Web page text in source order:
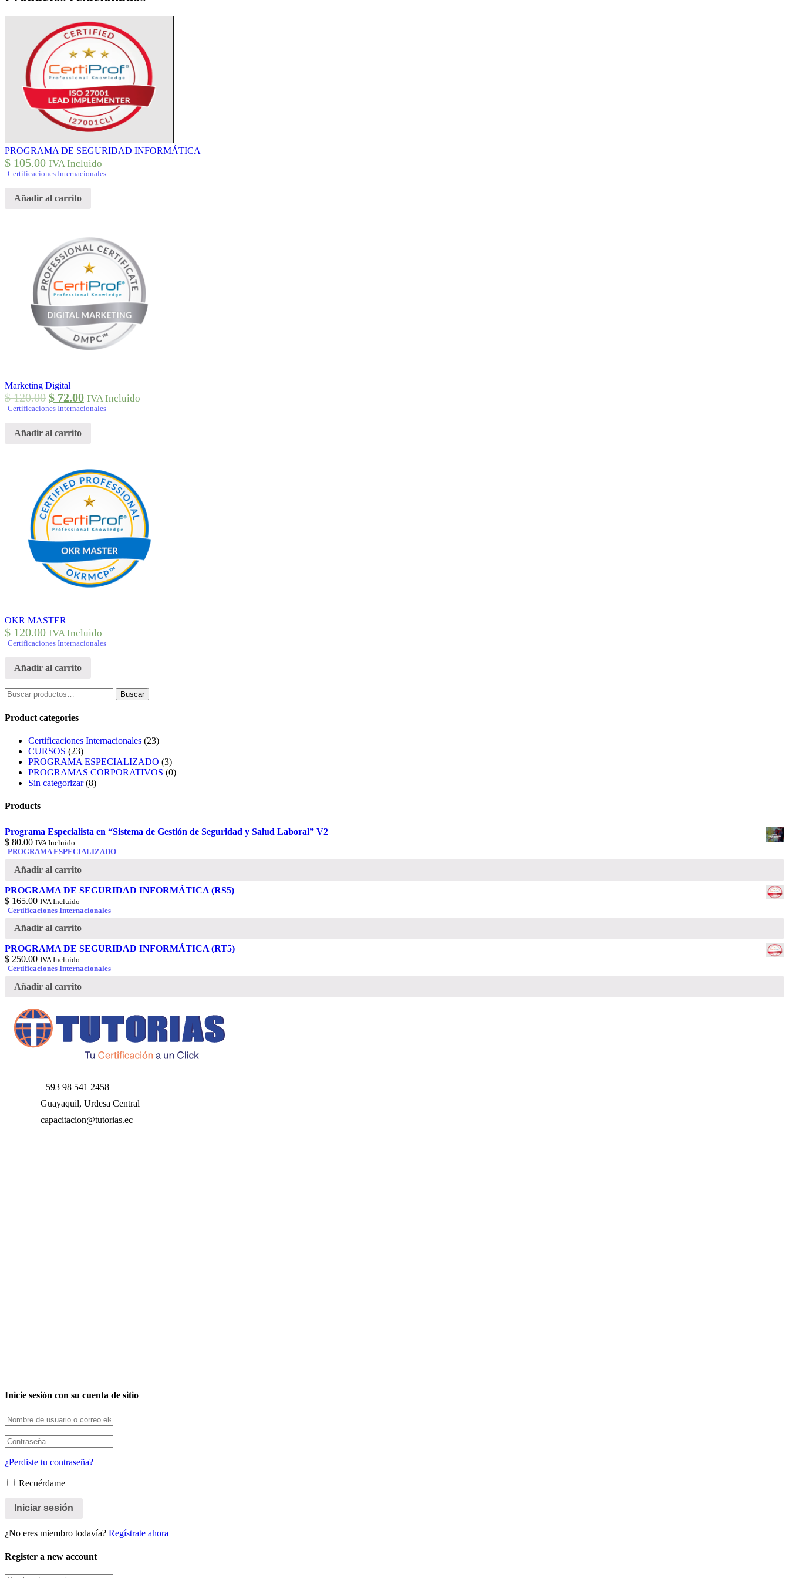
PROGRAMA DE SEGURIDAD INFORMÁTICA
$ 105.00 IVA Incluido
Certificaciones Internacionales
Añadir al carrito
Marketing Digital
$120.00 $ 72.00 IVA Incluido
Certificaciones Internacionales
Añadir al carrito
OKR MASTER
$ 120.00 IVA Incluido
Certificaciones Internacionales
Añadir al carrito
Buscar
por:
Buscar
Product categories
Certificaciones Internacionales (23)
CURSOS (23)
PROGRAMA ESPECIALIZADO (3)
PROGRAMAS CORPORATIVOS (0)
Sin categorizar (8)
Products
Programa Especialista en “Sistema de Gestión de Seguridad y Salud Laboral” V2
$ 80.00 IVA Incluido
PROGRAMA ESPECIALIZADO
Añadir al carrito
PROGRAMA DE SEGURIDAD INFORMÁTICA (RS5)
$ 165.00 IVA Incluido
Certificaciones Internacionales
Añadir al carrito
PROGRAMA DE SEGURIDAD INFORMÁTICA (RT5)
$ 250.00 IVA Incluido
Certificaciones Internacionales
Añadir al carrito
+593 98 541 2458
Guayaquil, Urdesa Central
capacitacion@tutorias.ec
Inicie sesión con su cuenta de sitio
¿Perdiste tu contraseña?
Recuérdame
¿No eres miembro todavía? Regístrate ahora
Register a new account